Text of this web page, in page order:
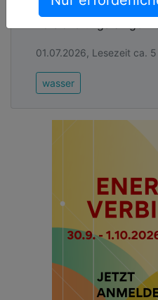
Recyfix Grid am
01.07.2026, Lesezeit ca.
wasser